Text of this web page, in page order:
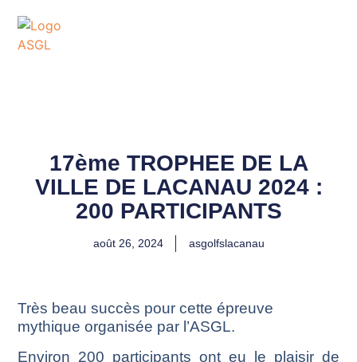
17ème TROPHEE DE LA
VILLE DE LACANAU 2024 :
200 PARTICIPANTS
août 26, 2024 asgolfslacanau
Très beau succès pour cette épreuve
mythique organisée par l’ASGL.
Environ 200 participants ont eu le plaisir de